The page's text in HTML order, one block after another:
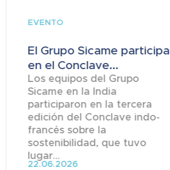
EVENTO
El Grupo Sicame participa
en el Conclave...
Los equipos del Grupo
Sicame en la India
participaron en la tercera
edición del Conclave indo-
francés sobre la
sostenibilidad, que tuvo
lugar...
22.06.2026